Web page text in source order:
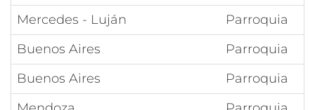
Mercedes - Luján
Parroquia
Buenos Aires
Parroquia
Buenos Aires
Parroquia